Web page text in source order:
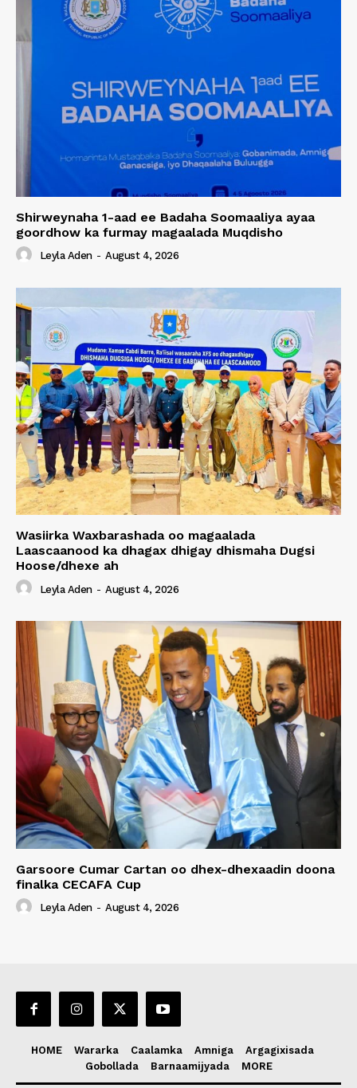
Shirweynaha 1-aad ee Badaha Soomaaliya ayaa
goordhow ka furmay magaalada Muqdisho
Leyla Aden - August 4, 2026
Wasiirka Waxbarashada oo magaalada
Laascaanood ka dhagax dhigay dhismaha Dugsi
Hoose/dhexe ah
Leyla Aden - August 4, 2026
Garsoore Cumar Cartan oo dhex-dhexaadin doona
finalka CECAFA Cup
Leyla Aden - August 4, 2026
HOME Wararka Caalamka Amniga
Argagixisada
Gobollada
Barnaamijyada MORE